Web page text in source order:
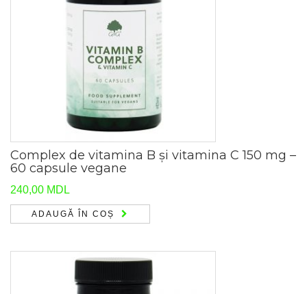
Complex de vitamina B și vitamina C 150 mg –
60 capsule vegane
240,00 MDL
ADAUGĂ ÎN COȘ